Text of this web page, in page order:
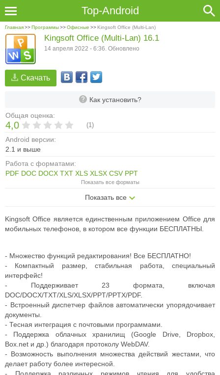
Top-Android
Главная>>Программы>>Офисные >> Kingsoft Office (Multi-Lan)
Скачать
Как установить?
Общая оценка:
4,0 (1)
Android версии:
2.1 и выше
Работа с форматами:
PDF DOC DOCX TXT XLS XLSX CSV PPT
Показать все форматы
Показать все
Kingsoft Office (Multi-Lan) 16.1
14 апреля 2022 - 6:36. Обновлено
Kingsoft Office является единственным приложением Office для
мобильных телефонов, в котором все функции БЕСПЛАТНЫ.
- Множество функций редактирования! Все БЕСПЛАТНО!
- Компактный размер, стабильная работа, специальный
интерфейс!
- Поддерживает 23 формата, включая
DOC/DOCX/TXT/XLS/XLSX/PPT/PPTX/PDF.
- Встроенный диспетчер файлов автоматически упорядочивает
документы.
- Тесная интеграция с почтовыми программами.
- Поддержка облачных хранилищ (Google Drive, Dropbox,
Box.net и др.) благодаря протоколу WebDAV.
- Возможность выполнения множества действий жестами, что
делает работу более интересной.